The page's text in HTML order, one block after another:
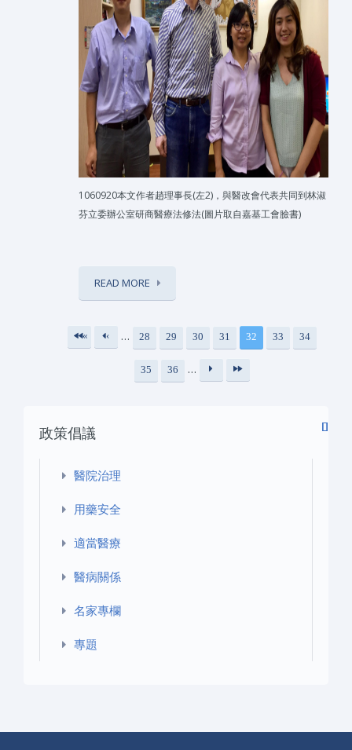
1060920本文作者趙理事長(左2)，與醫改會代表共同到林淑
芬立委辦公室研商醫療法修法(圖片取自嘉基工會臉書)
READ MORE
«
‹
… 28 29 30 31 32 33 34
35 36 …
政策倡議
醫院治理
用藥安全
適當醫療
醫病關係
名家專欄
專題